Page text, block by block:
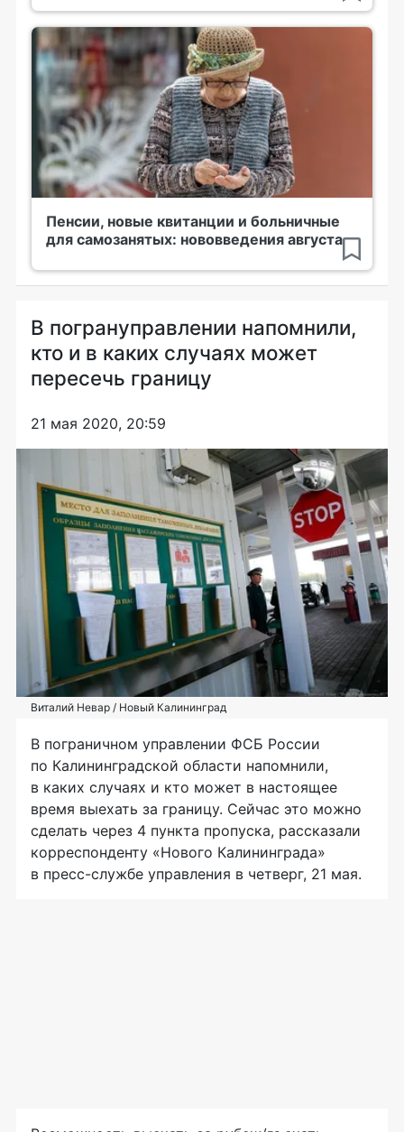
Пенсии, новые квитанции и больничные
для самозанятых: нововведения августа
В погрануправлении напомнили,
кто и в каких случаях может
пересечь границу
21 мая 2020, 20:59
Виталий Невар / Новый Калининград
В пограничном управлении ФСБ России
по Калининградской области напомнили,
в каких случаях и кто может в настоящее
время выехать за границу. Сейчас это можно
сделать через 4 пункта пропуска, рассказали
корреспонденту «Нового Калининграда»
в пресс-службе управления в четверг, 21 мая.